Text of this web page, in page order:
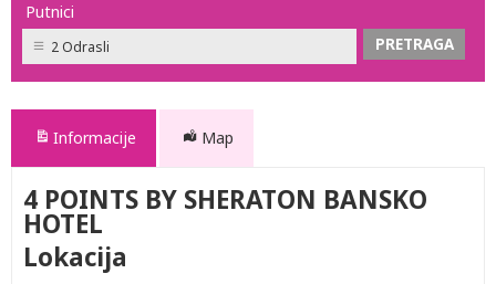
Putnici
2 Odrasli
Informacije Map
4 POINTS BY SHERATON BANSKO
HOTEL
Lokacija